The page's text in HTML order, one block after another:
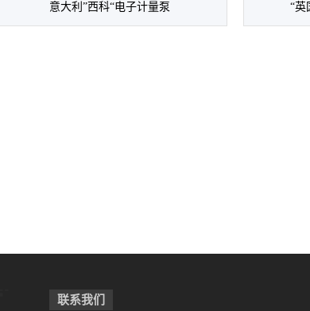
意大利”西科“电子计量泵 “英
联系我们